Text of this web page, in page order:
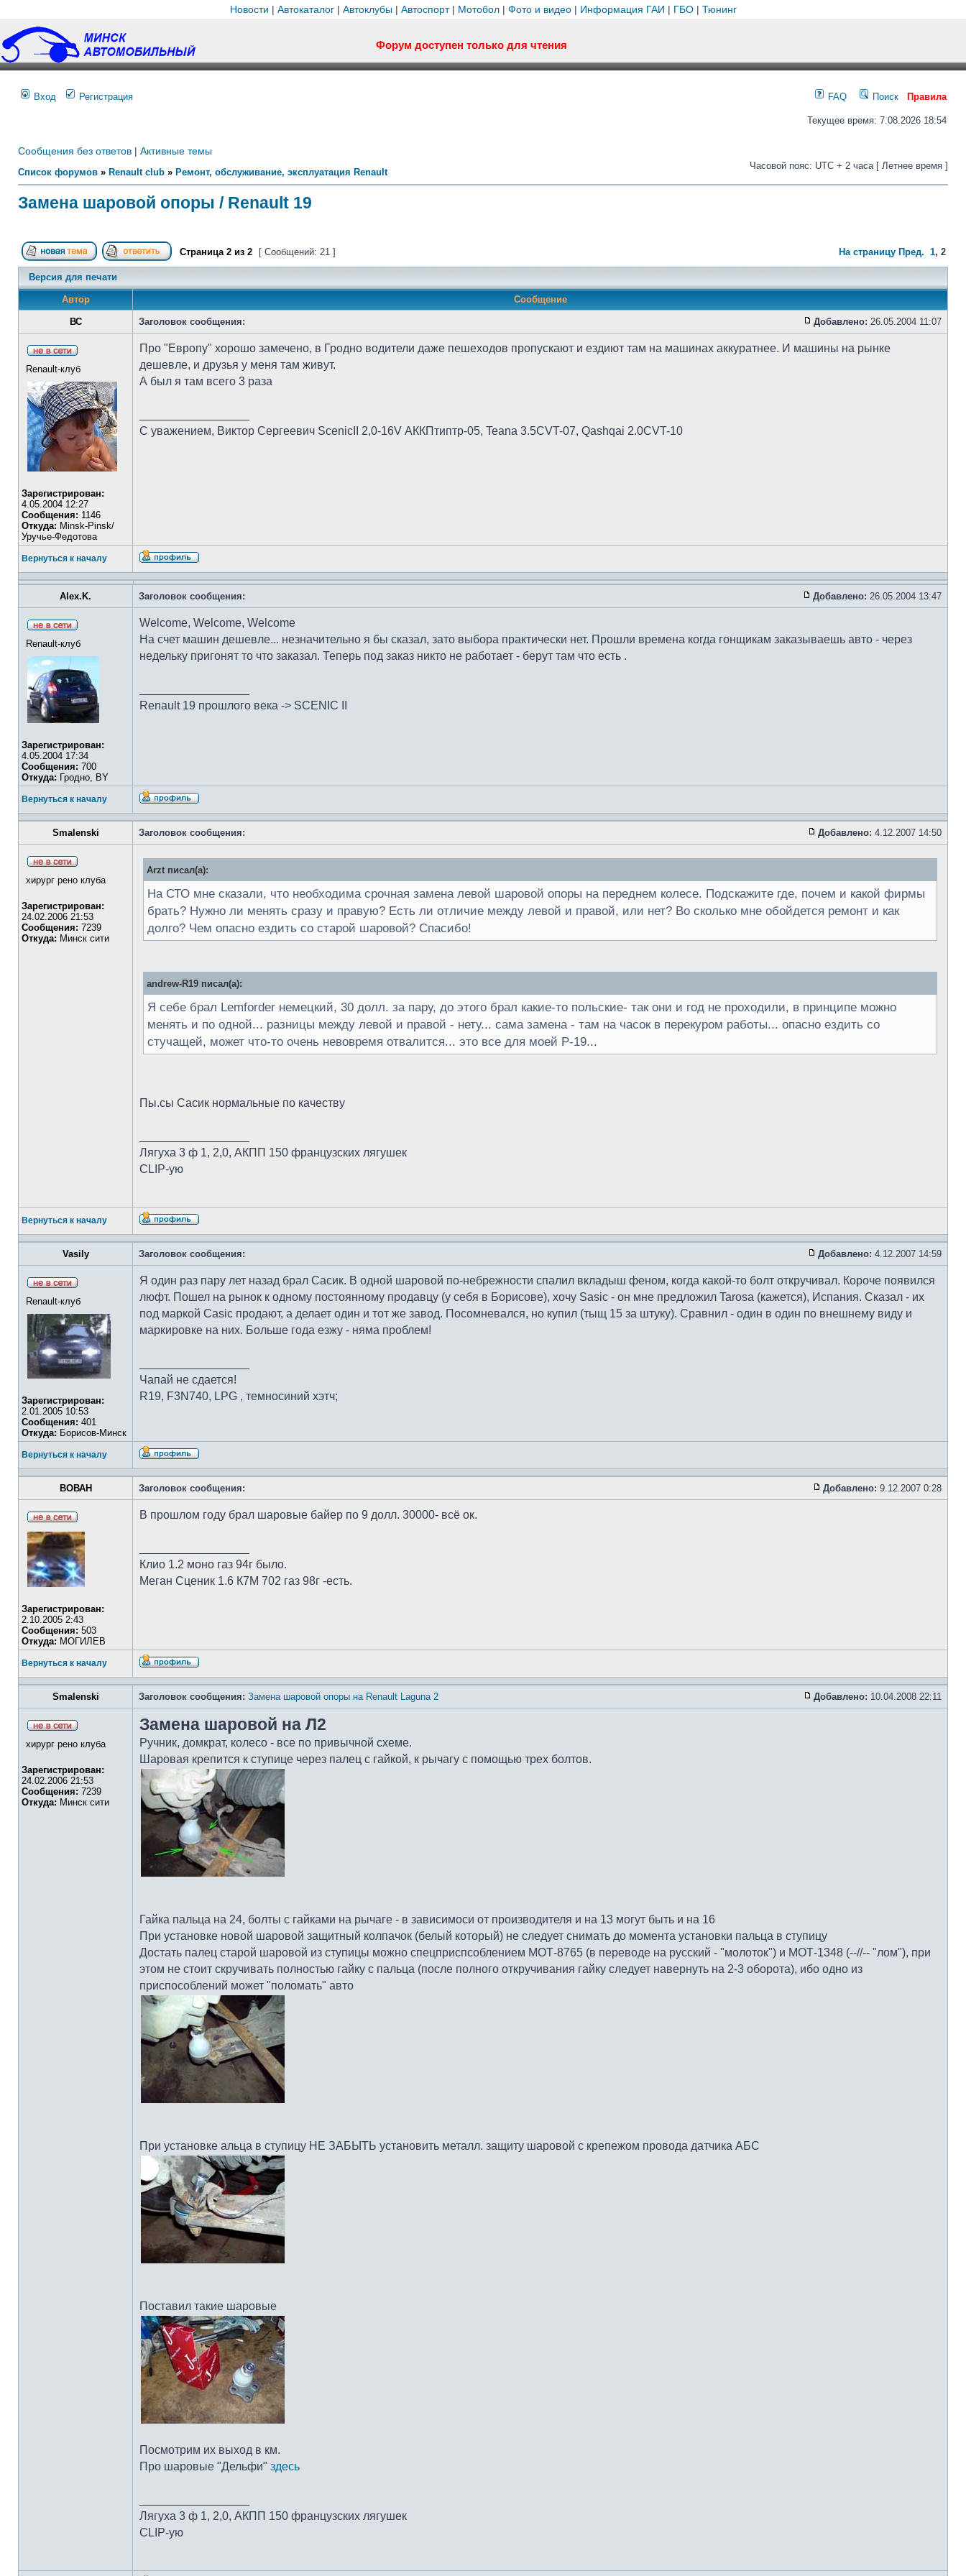
Новости | Автокаталог| Автоклубы| Автоспорт| Мотобол| Фото и видео| Информация ГАИ | ГБО| Тюнинг
Форум доступен только для чтения
Вход Регистрация FAQ Поиск Правила
Текущее время: 7.08.2026 18:54
Сообщения без ответов | Активные темы
Список форумов » Renault club » Ремонт, обслуживание, эксплуатация Renault
Часовой пояс: UTC + 2 часа [ Летнее время ]
Замена шаровой опоры / Renault 19
Страница 2 из 2 [ Сообщений: 21 ] На страницу Пред. 1, 2
Версия для печати
Автор Сообщение
ВС Заголовок сообщения: Добавлено: 26.05.2004 11:07
Renault-клуб
Зарегистрирован:
4.05.2004 12:27
Сообщения: 1146
Откуда: Minsk-Pinsk/
Уручье-Федотова
Про "Европу" хорошо замечено, в Гродно водители даже пешеходов пропускают и ездиют там на машинах аккуратнее. И машины на рынке
дешевле, и друзья у меня там живут.
А был я там всего 3 раза
С уважением, Виктор Сергеевич ScenicII 2,0-16V АККПтиптр-05, Teana 3.5CVT-07, Qashqai 2.0CVT-10
Вернуться к началу
Alex.K. Заголовок сообщения: Добавлено: 26.05.2004 13:47
Renault-клуб
Зарегистрирован:
4.05.2004 17:34
Сообщения: 700
Откуда: Гродно, BY
Welcome, Welcome, Welcome
На счет машин дешевле... незначительно я бы сказал, зато выбора практически нет. Прошли времена когда гонщикам заказываешь авто - через
недельку пригонят то что заказал. Теперь под заказ никто не работает - берут там что есть .
Renault 19 прошлого века -> SCENIC II
Вернуться к началу
Smalenski Заголовок сообщения: Добавлено: 4.12.2007 14:50
хирург рено клуба
Зарегистрирован:
24.02.2006 21:53
Сообщения: 7239
Откуда: Минск сити
Arzt писал(а):
На СТО мне сказали, что необходима срочная замена левой шаровой опоры на переднем колесе. Подскажите где, почем и какой фирмы
брать? Нужно ли менять сразу и правую? Есть ли отличие между левой и правой, или нет? Во сколько мне обойдется ремонт и как
долго? Чем опасно ездить со старой шаровой? Спасибо!
andrew-R19 писал(а):
Я себе брал Lemforder немецкий, 30 долл. за пару, до этого брал какие-то польские- так они и год не проходили, в принципе можно
менять и по одной... разницы между левой и правой - нету... сама замена - там на часок в перекуром работы... опасно ездить со
стучащей, может что-то очень невовремя отвалится... это все для моей Р-19...
Пы.сы Сасик нормальные по качеству
Лягуха 3 ф 1, 2,0, АКПП 150 французских лягушек
CLIP-ую
Вернуться к началу
Vasily Заголовок сообщения: Добавлено: 4.12.2007 14:59
Renault-клуб
Зарегистрирован:
2.01.2005 10:53
Сообщения: 401
Откуда: Борисов-Минск
Я один раз пару лет назад брал Сасик. В одной шаровой по-небрежности спалил вкладыш феном, когда какой-то болт откручивал. Короче появился
люфт. Пошел на рынок к одному постоянному продавцу (у себя в Борисове), хочу Sasic - он мне предложил Tarosa (кажется), Испания. Сказал - их
под маркой Casic продают, а делает один и тот же завод. Посомневался, но купил (тыщ 15 за штуку). Сравнил - один в один по внешнему виду и
маркировке на них. Больше года езжу - няма проблем!
Чапай не сдается!
R19, F3N740, LPG , темносиний хэтч;
Вернуться к началу
ВОВАН Заголовок сообщения: Добавлено: 9.12.2007 0:28
Зарегистрирован:
2.10.2005 2:43
Сообщения: 503
Откуда: МОГИЛЕВ
В прошлом году брал шаровые байер по 9 долл. 30000- всё ок.
Клио 1.2 моно газ 94г было.
Меган Сценик 1.6 К7М 702 газ 98г -есть.
Вернуться к началу
Smalenski Заголовок сообщения: Замена шаровой опоры на Renault Laguna 2 Добавлено: 10.04.2008 22:11
хирург рено клуба
Зарегистрирован:
24.02.2006 21:53
Сообщения: 7239
Откуда: Минск сити
Замена шаровой на Л2
Ручник, домкрат, колесо - все по привычной схеме.
Шаровая крепится к ступице через палец с гайкой, к рычагу с помощью трех болтов.
Гайка пальца на 24, болты с гайками на рычаге - в зависимоси от производителя и на 13 могут быть и на 16
При установке новой шаровой защитный колпачок (белый который) не следует снимать до момента установки пальца в ступицу
Достать палец старой шаровой из ступицы можно спецприспсоблением МОТ-8765 (в переводе на русский - "молоток") и МОТ-1348 (--//-- "лом"), при
этом не стоит скручивать полностью гайку с пальца (после полного откручивания гайку следует навернуть на 2-3 оборота), ибо одно из
приспособлений может "поломать" авто
При установке альца в ступицу НЕ ЗАБЫТЬ установить металл. защиту шаровой с крепежом провода датчика АБС
Поставил такие шаровые
Посмотрим их выход в км.
Про шаровые "Дельфи" здесь
Лягуха 3 ф 1, 2,0, АКПП 150 французских лягушек
CLIP-ую